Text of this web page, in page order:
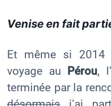
Venise en fait
Et même si 2014
voyage au
Pérou,
terminée par la